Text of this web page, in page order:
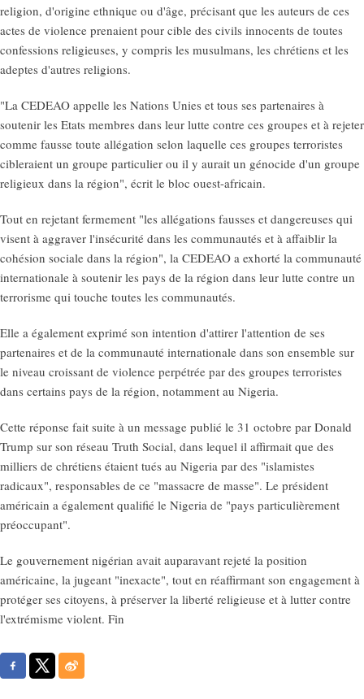
religion, d'origine ethnique ou d'âge, précisant que les auteurs de ces
actes de violence prenaient pour cible des civils innocents de toutes
confessions religieuses, y compris les musulmans, les chrétiens et les
adeptes d'autres religions.
"La CEDEAO appelle les Nations Unies et tous ses partenaires à
soutenir les Etats membres dans leur lutte contre ces groupes et à rejeter
comme fausse toute allégation selon laquelle ces groupes terroristes
cibleraient un groupe particulier ou il y aurait un génocide d'un groupe
religieux dans la région", écrit le bloc ouest-africain.
Tout en rejetant fermement "les allégations fausses et dangereuses qui
visent à aggraver l'insécurité dans les communautés et à affaiblir la
cohésion sociale dans la région", la CEDEAO a exhorté la communauté
internationale à soutenir les pays de la région dans leur lutte contre un
terrorisme qui touche toutes les communautés.
Elle a également exprimé son intention d'attirer l'attention de ses
partenaires et de la communauté internationale dans son ensemble sur
le niveau croissant de violence perpétrée par des groupes terroristes
dans certains pays de la région, notamment au Nigeria.
Cette réponse fait suite à un message publié le 31 octobre par Donald
Trump sur son réseau Truth Social, dans lequel il affirmait que des
milliers de chrétiens étaient tués au Nigeria par des "islamistes
radicaux", responsables de ce "massacre de masse". Le président
américain a également qualifié le Nigeria de "pays particulièrement
préoccupant".
Le gouvernement nigérian avait auparavant rejeté la position
américaine, la jugeant "inexacte", tout en réaffirmant son engagement à
protéger ses citoyens, à préserver la liberté religieuse et à lutter contre
l'extrémisme violent. Fin